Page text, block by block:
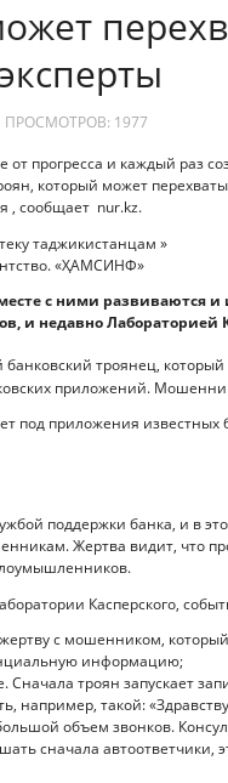
ПРОСМОТРОВ: 1977
от прогресса и каждый раз
который может
, сообщает nur.kz.
с ними
и недавно Лабораторией
банковский троянец,
приложений.
под приложения
поддержки банка, и в
Жертва видит, что
Касперского,
с мошенником,
информацию;
Сначала троян запускает
например, такой:
объем звонков.
сначала автоответчики,